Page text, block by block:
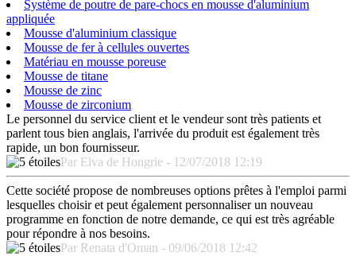
Système de poutre de pare-chocs en mousse d'aluminium
appliquée
Mousse d'aluminium classique
Mousse de fer à cellules ouvertes
Matériau en mousse poreuse
Mousse de titane
Mousse de zinc
Mousse de zirconium
Le personnel du service client et le vendeur sont très patients et
parlent tous bien anglais, l'arrivée du produit est également très
rapide, un bon fournisseur.
Par Elva de Hongrie - 12/07/2018 12:19
Cette société propose de nombreuses options prêtes à l'emploi parmi
lesquelles choisir et peut également personnaliser un nouveau
programme en fonction de notre demande, ce qui est très agréable
pour répondre à nos besoins.
Par Renata d'Oman - 09/06/2018 12:42